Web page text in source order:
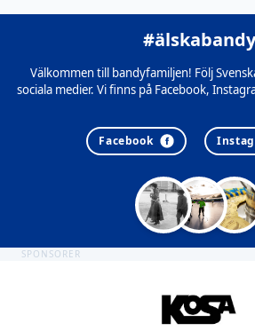
#älskabandy
Välkommen till bandyfamiljen! Följ
sociala medier. Vi finns på Facebook,
Facebook
SPONSORER